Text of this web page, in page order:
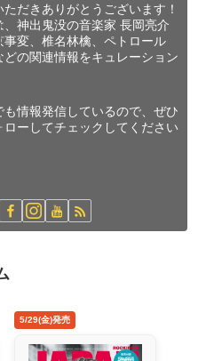
だきありがとうございます！
、神出鬼没の音楽家 長岡亮介
事変、椎名林檎、ペトロール
どの関連情報をキュレーション
も情報発信しているので、ぜひ
ローしてチェックしてください
5/29(金)発売